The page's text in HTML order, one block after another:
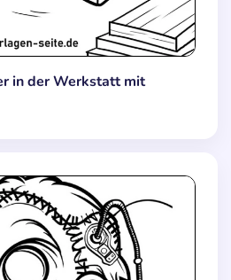
in der Werkstatt mit